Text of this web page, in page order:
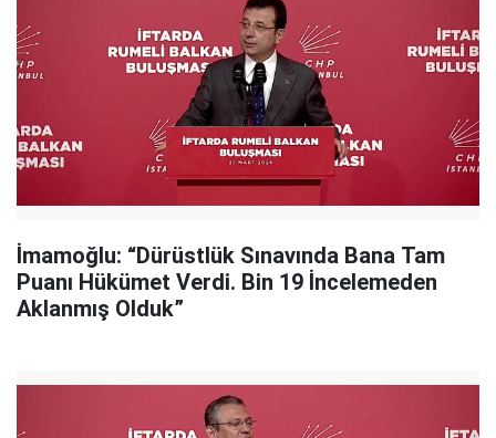
İmamoğlu: “Dürüstlük Sınavında Bana Tam
Puanı Hükümet Verdi. Bin 19 İncelemeden
Aklanmış Olduk”